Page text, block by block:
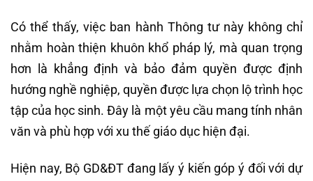
Có thể thấy, việc ban hành Thông tư này không chỉ
nhằm hoàn thiện khuôn khổ pháp lý, mà quan trọng
hơn là khẳng định và bảo đảm quyền được định
hướng nghề nghiệp, quyền được lựa chọn lộ trình học
tập của học sinh. Đây là một yêu cầu mang tính nhân
văn và phù hợp với xu thế giáo dục hiện đại.
Hiện nay, Bộ GD&ĐT đang lấy ý kiến góp ý đối với dự